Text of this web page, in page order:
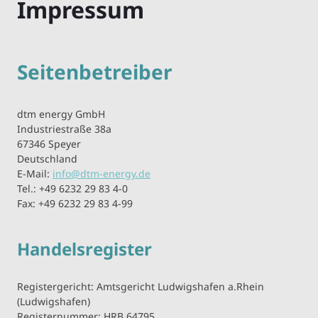
Impressum
Seitenbetreiber
dtm energy GmbH
Industriestraße 38a
67346 Speyer
Deutschland
E-Mail: info@dtm-energy.de
Tel.: +49 6232 29 83 4-0
Fax: +49 6232 29 83 4-99
Handelsregister
Registergericht: Amtsgericht Ludwigshafen a.Rhein
(Ludwigshafen)